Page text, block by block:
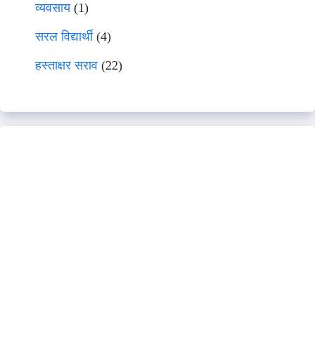
व्यवसाय(1)
सरल विद्यार्थी(4)
हस्ताक्षर सराव (22)